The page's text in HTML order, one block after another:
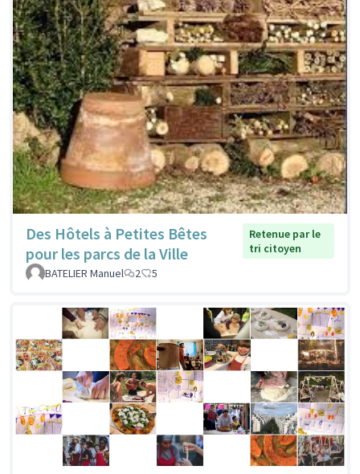
Des Hôtels à Petites Bêtes
pour les parcs de la Ville
Retenue par le
tri citoyen
BATELIER Manuel
2 5